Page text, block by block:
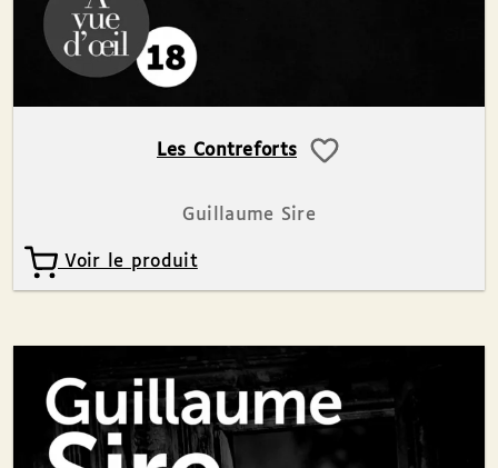
Les Contreforts
Guillaume Sire
Voir le produit